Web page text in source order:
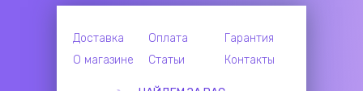
Доставка Оплата
Гарантия
О магазине
Статьи Контакты